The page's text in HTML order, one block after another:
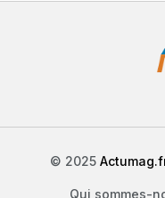
© 2025
Qui sommes-